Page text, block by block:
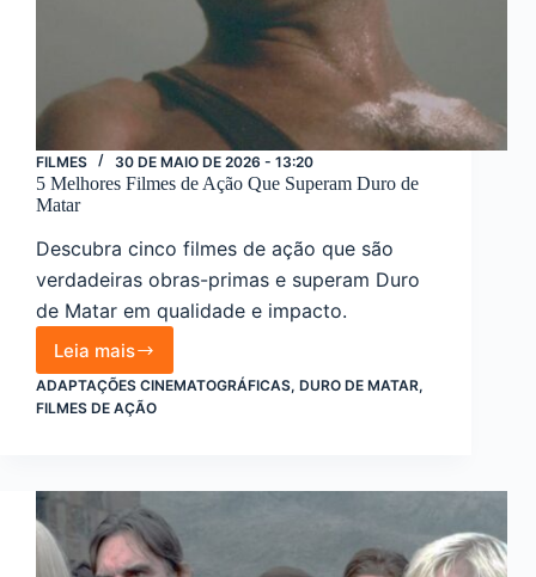
FILMES 30 DE MAIO DE 2026 - 13:20
5 Melhores Filmes de Ação Que Superam Duro de
Matar
Descubra cinco filmes de ação que são
verdadeiras obras-primas e superam Duro
de Matar em qualidade e impacto.
Leia mais
5
Melhores
Filmes
Superam
Duro
de
Matar
ADAPTAÇÕES CINEMATOGRÁFICAS, DURO DE MATAR,
FILMES DE AÇÃO